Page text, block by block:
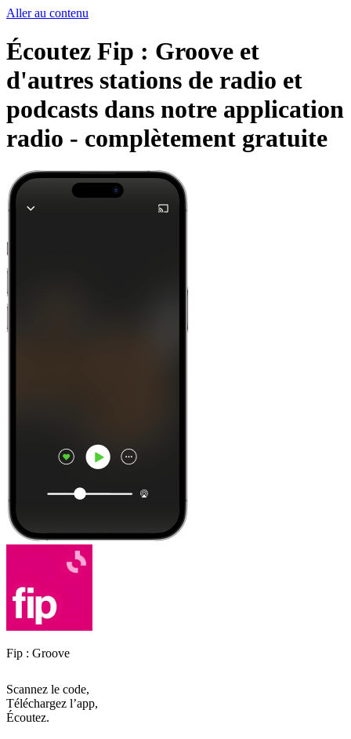
Aller au contenu
Écoutez Fip : Groove et
d'autres stations de radio et
podcasts dans notre application
radio - complètement gratuite
Fip : Groove
Scannez le code,
Téléchargez l’app,
Écoutez.